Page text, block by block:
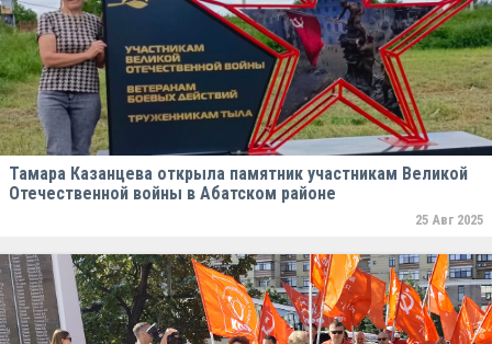
Тамара Казанцева открыла памятник участникам Великой
Отечественной войны в Абатском районе
25 Авг 2025